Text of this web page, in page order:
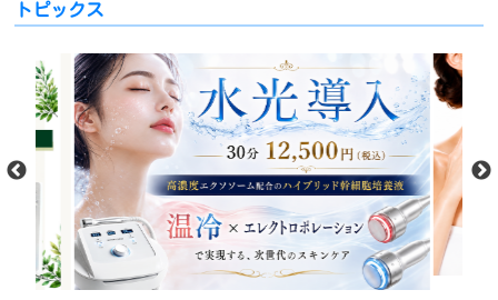
トピックス